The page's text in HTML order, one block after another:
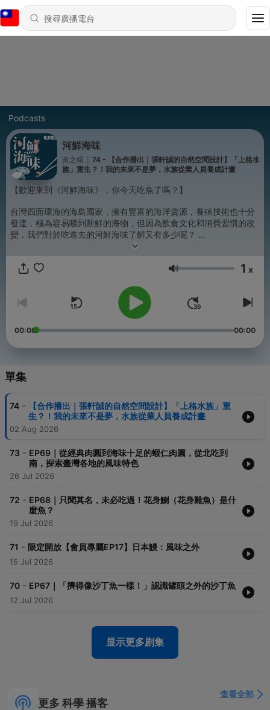
Podcasts
河鮮海味
黃之暘
74 - 【合作播出｜張軒誠的自然空間設計】「上格水
族」重生？！我的未來不是夢，水族從業人員養成計畫
【歡迎來到《河鮮海味》，你今天吃魚了嗎？】
台灣四面環海的海島國家，擁有豐富的海洋資源，養殖技術也十分
發達，極為容易嚐到新鮮的海物，但因為飲食文化和消費習慣的改
變，我們對於吃進去的河鮮海味了解又有多少呢？
你認識各種河鮮海味的知識和趣味秘辛、知道怎麼聰明挑，安心
🌟 加入會員專屬方案，成為「鱻味好友」解鎖更多專屬內容
🏅 賀！「河鮮海味」榮獲
📩 合作邀約｜sandshour.2022@gmail.com
🐟 「河鮮海味」IG｜
https://www.instagram.com/seafood_flavor
🐟 「河鮮海味食堂」Fb社團｜
https://www.facebook.com/groups/seafoodflavor2025
本節目由 【sandshour 散時間】團隊製作播出
Powered by
音量 1 x
00:00 00:00
單集
74 -
【合作播出｜張軒誠的自然空間設計】「上格水族」重
生？！我的未來不是夢，水族從業人員養成計畫
02 Aug 2026
73 - EP69｜從經典肉圓到海味十足的蝦仁肉圓，從北吃到
南，探索臺灣各地的風味特色
26 Jul 2026
72 - EP68｜只聞其名，未必吃過！花身鯻（花身雞魚）是什
麼魚？
19 Jul 2026
71 - 限定開放【會員專屬EP17】日本鰻：風味之外
15 Jul 2026
70 - EP67｜「擠得像沙丁魚一樣！」認識罐頭之外的沙丁魚
12 Jul 2026
显示更多剧集
更多 科學 播客
查看全部